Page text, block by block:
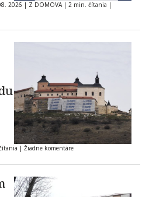
2026 | Z DOMOVA | 2 min. čítania |
| Žiadne komentáre